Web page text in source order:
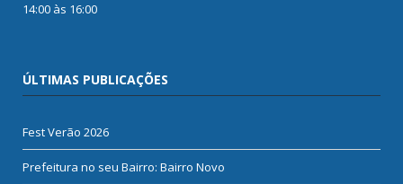
14:00 às 16:00
ÚLTIMAS PUBLICAÇÕES
Fest Verão 2026
Prefeitura no seu Bairro: Bairro Novo